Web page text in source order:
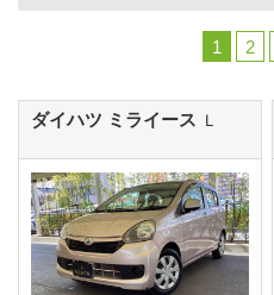
1 2
ダイハツ ミライース Ｌ